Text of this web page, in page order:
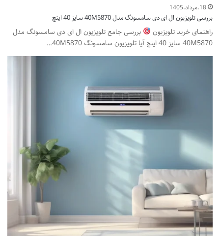
18.مرداد.1405
بررسی تلویزیون ال ای دی سامسونگ مدل 40M5870 سایز 40 اینچ
راهنمای خرید تلویزیون
بررسی جامع تلویزیون ال ای دی سامسونگ مدل
40M5870 سایز 40 اینچ آیا تلویزیون سامسونگ 40M5870…